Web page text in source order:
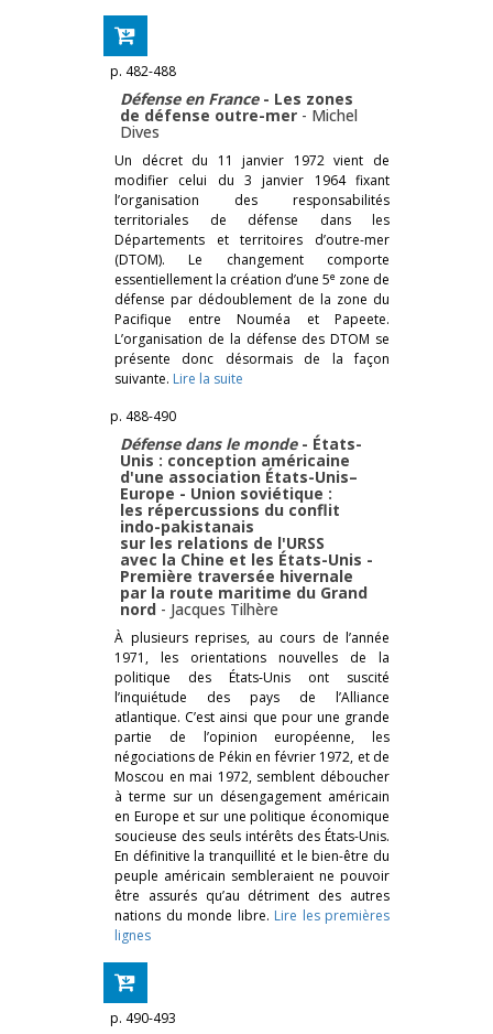
p. 482-488
Défense en France - Les zones
de défense outre-mer - Michel
Dives
Un décret du 11 janvier 1972 vient de
modifier celui du 3 janvier 1964 fixant
l’organisation des responsabilités
territoriales de défense dans les
Départements et territoires d’outre-mer
(DTOM). Le changement comporte
essentiellement la création d’une 5e zone de
défense par dédoublement de la zone du
Pacifique entre Nouméa et Papeete.
L’organisation de la défense des DTOM se
présente donc désormais de la façon
suivante. Lire la suite
p. 488-490
Défense dans le monde - États-
Unis : conception américaine
d'une association États-Unis–
Europe - Union soviétique :
les répercussions du conflit
indo-pakistanais
sur les relations de l'URSS
avec la Chine et les États-Unis -
Première traversée hivernale
par la route maritime du Grand
nord - Jacques Tilhère
À plusieurs reprises, au cours de l’année
1971, les orientations nouvelles de la
politique des États-Unis ont suscité
l’inquiétude des pays de l’Alliance
atlantique. C’est ainsi que pour une grande
partie de l’opinion européenne, les
négociations de Pékin en février 1972, et de
Moscou en mai 1972, semblent déboucher
à terme sur un désengagement américain
en Europe et sur une politique économique
soucieuse des seuls intérêts des États-Unis.
En définitive la tranquillité et le bien-être du
peuple américain sembleraient ne pouvoir
être assurés qu’au détriment des autres
nations du monde libre. Lire les premières
lignes
p. 490-493